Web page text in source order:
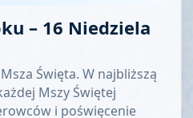
– 16 Niedziela
Święta. W najbliższą
Mszy Świętej
i poświęcenie